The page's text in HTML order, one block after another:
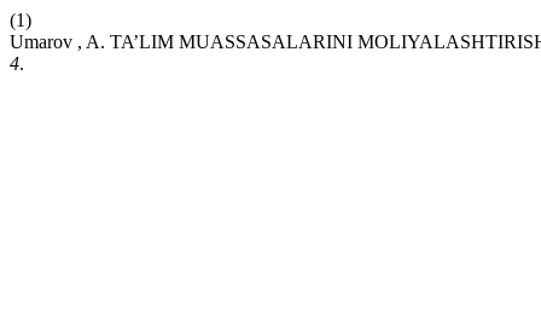
(1)
Umarov , A. TA’LIM MUASSASALARINI
4.